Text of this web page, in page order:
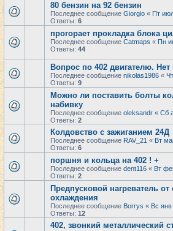
80 бензин на 92 бензин
Последнее сообщение Giorgio « Пт
Ответы: 6
прогорает прокладка блока
Последнее сообщение Catmaps « Пн
Ответы: 44
Вопрос по 402 двигателю.
Последнее сообщение nikolas1986 «
Ответы: 9
Можно ли поставить болты
набивку
Последнее сообщение oleksandr « Сб
Ответы: 2
Колдовство с зажиганием 24Д
Последнее сообщение RAV_21 « Вт
Ответы: 6
поршня и кольца на 402 ! +
Последнее сообщение dent116 « Вт
Ответы: 2
Предпусковой нагреватель от
охлаждения
Последнее сообщение Borrys « Вс
Ответы: 12
402, звонкий металлический